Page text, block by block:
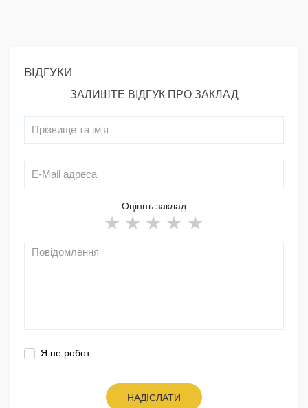
ВІДГУКИ
ЗАЛИШТЕ ВІДГУК ПРО ЗАКЛАД
Оцініть заклад
Я не робот
НАДІСЛАТИ